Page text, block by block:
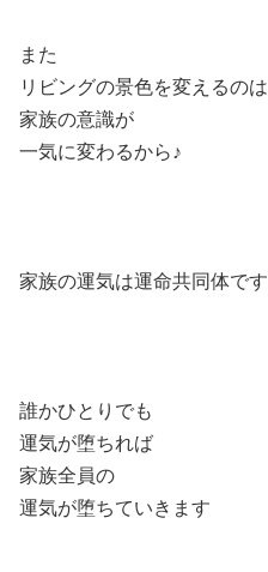
また
リビングの景色を変えるのは
家族の意識が
一気に変わるから♪
家族の運気は運命共同体です
誰かひとりでも
運気が堕ちれば
家族全員の
運気が堕ちていきます